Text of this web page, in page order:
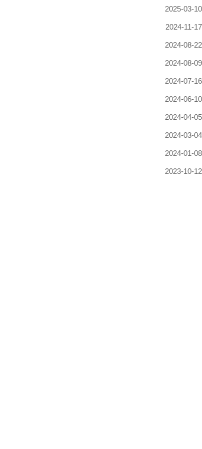
2025-03-10
2024-11-17
2024-08-22
2024-08-09
2024-07-16
2024-06-10
2024-04-05
2024-03-04
2024-01-08
2023-10-12